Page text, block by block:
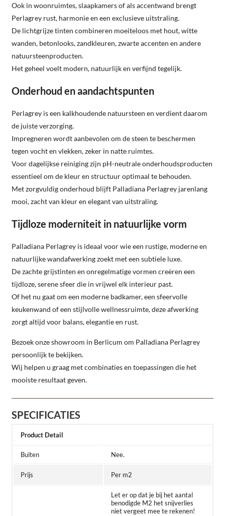
Ook in woonruimtes, slaapkamers of als accentwand brengt
Perlagrey rust, harmonie en een exclusieve uitstraling.
De lichtgrijze tinten combineren moeiteloos met hout, witte
wanden, betonlooks, zandkleuren, zwarte accenten en andere
natuursteenproducten.
Het geheel voelt modern, natuurlijk en verfijnd tegelijk.
Onderhoud en aandachtspunten
Perlagrey is een kalkhoudende natuursteen en verdient daarom
de juiste verzorging.
Impregneren wordt aanbevolen om de steen te beschermen
tegen vocht en vlekken, zeker in natte ruimtes.
Voor dagelijkse reiniging zijn pH-neutrale onderhoudsproducten
essentieel om de kleur en structuur optimaal te behouden.
Met zorgvuldig onderhoud blijft Palladiana Perlagrey jarenlang
mooi, zacht van kleur en elegant van uitstraling.
Tijdloze moderniteit in natuurlijke vorm
Palladiana Perlagrey is ideaal voor wie een rustige, moderne en
natuurlijke wandafwerking zoekt met een subtiele luxe.
De zachte grijstinten en onregelmatige vormen creëren een
tijdloze, serene sfeer die in vrijwel elk interieur past.
Of het nu gaat om een moderne badkamer, een sfeervolle
keukenwand of een stijlvolle wellnessruimte, deze afwerking
zorgt altijd voor balans, elegantie en rust.
Bezoek onze showroom in Berlicum om Palladiana Perlagrey
persoonlijk te bekijken.
Wij helpen u graag met combinaties en toepassingen die het
mooiste resultaat geven.
SPECIFICATIES
Product Detail
Buiten Nee.
Prijs Per m2
Let er op dat je bij het aantal
benodigde M2 het snijverlies
niet vergeet mee te rekenen!